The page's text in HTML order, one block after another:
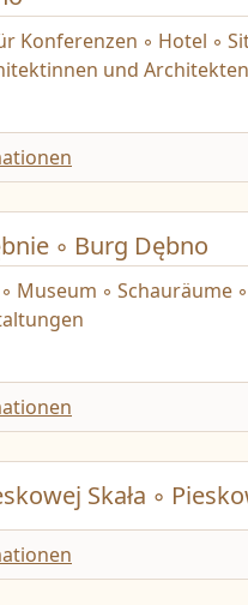
Konferenzen ◦ Hotel ◦
und Architekten
◦ Burg Dębno
Museum ◦ Schauräume
Skała ◦